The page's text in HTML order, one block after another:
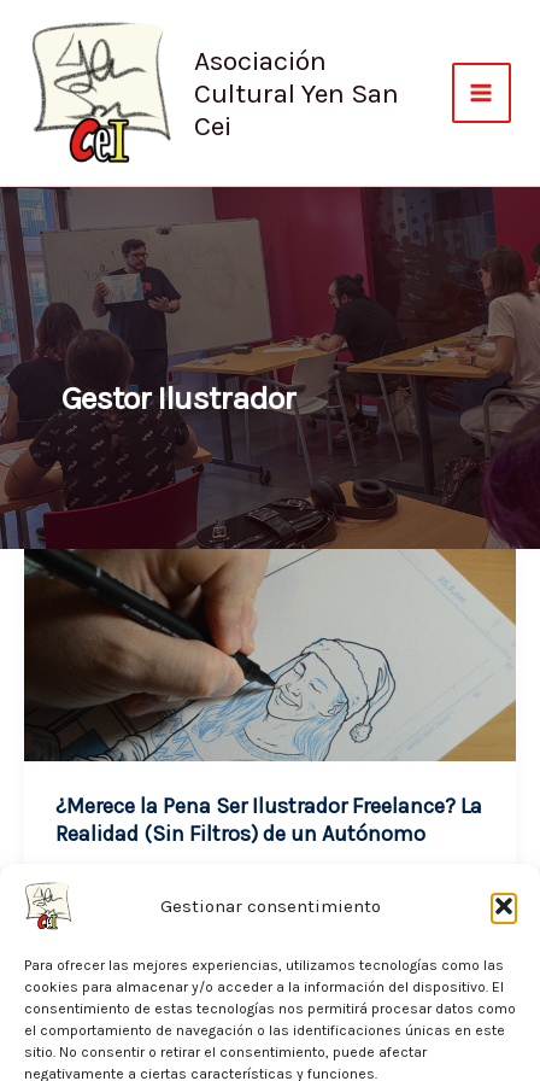
Gestionar consentimiento
Para ofrecer las mejores experiencias, utilizamos tecnologías como las
cookies para almacenar y/o acceder a la información del dispositivo. El
consentimiento de estas tecnologías nos permitirá procesar datos como
el comportamiento de navegación o las identificaciones únicas en este
sitio. No consentir o retirar el consentimiento, puede afectar
negativamente a ciertas características y funciones.
contenido
Asociación
Cultural Yen San
Cei
Gestor Ilustrador
¿Merece la Pena Ser Ilustrador Freelance? La
Realidad (Sin Filtros) de un Autónomo
noviembre 24, 2025
Cuando alguien me pregunta si merece la
pena ser ilustrador freelance, mi respuesta
siempre es la misma: sí, pero solo […]
¿Merece
Leer entrada »